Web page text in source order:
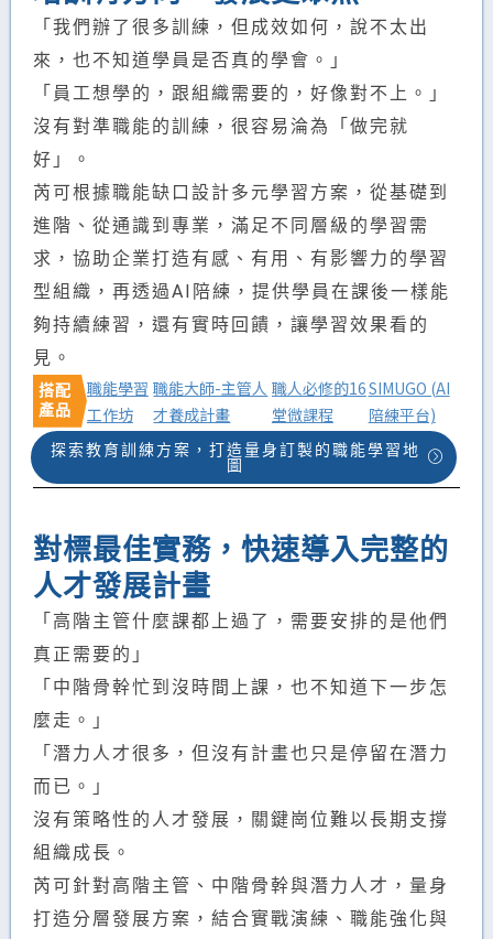
「我們辦了很多訓練，但成效如何，說不太出
來，也不知道學員是否真的學會。」
「員工想學的，跟組織需要的，好像對不上。」
沒有對準職能的訓練，很容易淪為「做完就
好」。
芮可根據職能缺口設計多元學習方案，從基礎到
進階、從通識到專業，滿足不同層級的學習需
求，協助企業打造有感、有用、有影響力的學習
型組織，再透過AI陪練，提供學員在課後一樣能
夠持續練習，還有實時回饋，讓學習效果看的
見。
搭配
產品
職能學習
工作坊
職能大師-主管人
才養成計畫
職人必修的16
堂微課程
SIMUGO (AI
陪練平台)
探索教育訓練方案，打造量身訂製的職能學習地
圖
對標最佳實務，快速導入完整的
人才發展計畫
「高階主管什麼課都上過了，需要安排的是他們
真正需要的」
「中階骨幹忙到沒時間上課，也不知道下一步怎
麼走。」
「潛力人才很多，但沒有計畫也只是停留在潛力
而已。」
沒有策略性的人才發展，關鍵崗位難以長期支撐
組織成長。
芮可針對高階主管、中階骨幹與潛力人才，量身
打造分層發展方案，結合實戰演練、職能強化與